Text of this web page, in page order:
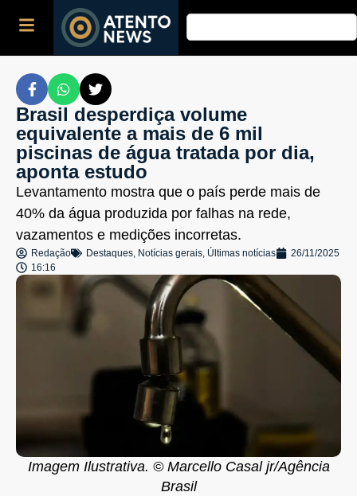
Brasil desperdiça volume
equivalente a mais de 6 mil
piscinas de água tratada por dia,
aponta estudo
Levantamento mostra que o país perde mais de
40% da água produzida por falhas na rede,
vazamentos e medições incorretas.
Redação Destaques, Notícias gerais, Últimas notícias
26/11/2025
16:16
Imagem Ilustrativa. © Marcello Casal jr/Agência
Brasil